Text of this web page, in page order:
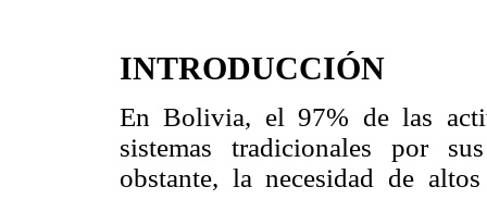
INTRODUCCIÓN
En Bolivia, el 97% de las
sistemas tradicionales por
obstante, la necesidad de